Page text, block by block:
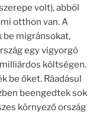
volt), abból
otthon van. A
be migránsokat,
egy vigyorgó
költségen.
be őket. Ráadásul
beengedtek sok
környező ország